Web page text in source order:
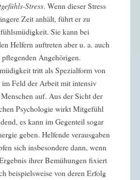
Stress. Wenn dieser Stress
Zeit anhält, führt er zu
Sie kann bei
Helfern auftreten aber u. a. auch
pflegenden Angehörigen.
tritt als Spezialform von
Feld der Arbeit mit intensiv
auf. Aus der Sicht der
Psychologie wirkt Mitgefühl
es kann im Gegenteil sogar
geben. Helfende verausgaben
sich insbesondere dann, wenn
ihrer Bemühungen fixiert
beispielsweise von deren Erfolg